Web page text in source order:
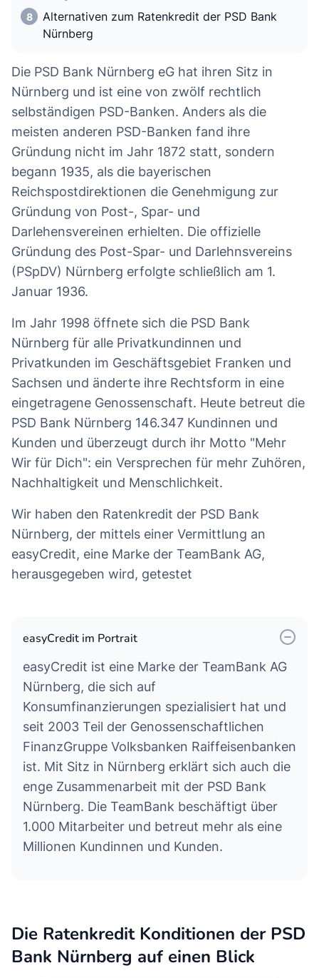
Alternativen zum Ratenkredit der PSD Bank
Nürnberg
Die PSD Bank Nürnberg eG hat ihren Sitz in
Nürnberg und ist eine von zwölf rechtlich
selbständigen PSD-Banken. Anders als die
meisten anderen PSD-Banken fand ihre
Gründung nicht im Jahr 1872 statt, sondern
begann 1935, als die bayerischen
Reichspostdirektionen die Genehmigung zur
Gründung von Post-, Spar- und
Darlehensvereinen erhielten. Die offizielle
Gründung des Post-Spar- und Darlehnsvereins
(PSpDV) Nürnberg erfolgte schließlich am 1.
Januar 1936.
Im Jahr 1998 öffnete sich die PSD Bank
Nürnberg für alle Privatkundinnen und
Privatkunden im Geschäftsgebiet Franken und
Sachsen und änderte ihre Rechtsform in eine
eingetragene Genossenschaft. Heute betreut die
PSD Bank Nürnberg 146.347 Kundinnen und
Kunden und überzeugt durch ihr Motto "Mehr
Wir für Dich": ein Versprechen für mehr Zuhören,
Nachhaltigkeit und Menschlichkeit.
Wir haben den Ratenkredit der PSD Bank
Nürnberg, der mittels einer Vermittlung an
easyCredit, eine Marke der TeamBank AG,
herausgegeben wird, getestet
easyCredit im Portrait
easyCredit ist eine Marke der TeamBank AG
Nürnberg, die sich auf
Konsumfinanzierungen spezialisiert hat und
seit 2003 Teil der Genossenschaftlichen
FinanzGruppe Volksbanken Raiffeisenbanken
ist. Mit Sitz in Nürnberg erklärt sich auch die
enge Zusammenarbeit mit der PSD Bank
Nürnberg. Die TeamBank beschäftigt über
1.000 Mitarbeiter und betreut mehr als eine
Millionen Kundinnen und Kunden.
Die Ratenkredit Konditionen der PSD
Bank Nürnberg auf einen Blick